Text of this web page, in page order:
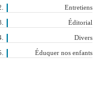
Entretiens
Éditorial
Divers
Éduquer nos enfants